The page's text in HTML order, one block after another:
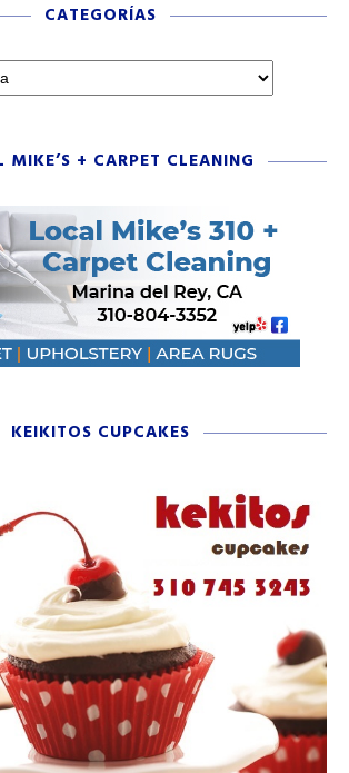
CATEGORÍAS
MIKE’S + CARPET CLEANING
KEIKITOS CUPCAKES